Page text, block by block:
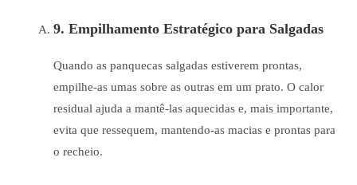
9. Empilhamento Estratégico para Salgadas
Quando as panquecas salgadas estiverem prontas,
empilhe-as umas sobre as outras em um prato. O calor
residual ajuda a mantê-las aquecidas e, mais importante,
evita que ressequem, mantendo-as macias e prontas para
o recheio.